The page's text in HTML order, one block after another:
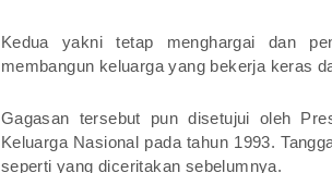
Kedua yakni tetap menghargai dan
membangun keluarga yang bekerja keras
Gagasan tersebut pun disetujui oleh
Keluarga Nasional pada tahun 1993.
seperti yang diceritakan sebelumnya.